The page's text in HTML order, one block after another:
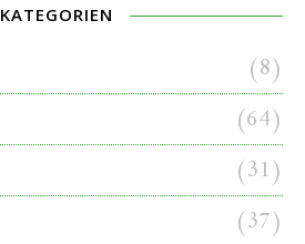
KATEGORIEN
(8)
(64)
(31)
(37)